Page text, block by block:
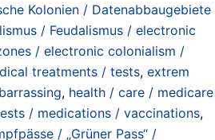
Kolonien / Datenabbaugebiete
/ Feudalismus / electronic
/ electronic colonialism /
treatments / tests, extrem
, health / care / medicare
/ medications / vaccinations,
/ „Grüner Pass“ /